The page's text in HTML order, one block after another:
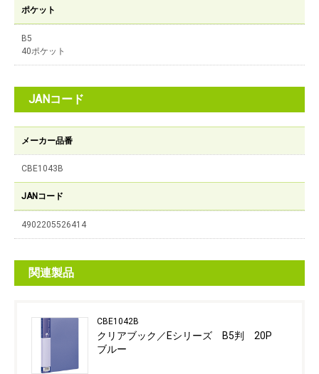
ポケット
B5
40ポケット
JANコード
メーカー品番
CBE1043B
JANコード
4902205526414
関連製品
CBE1042B
クリアブック／Eシリーズ B5判 20P
ブルー